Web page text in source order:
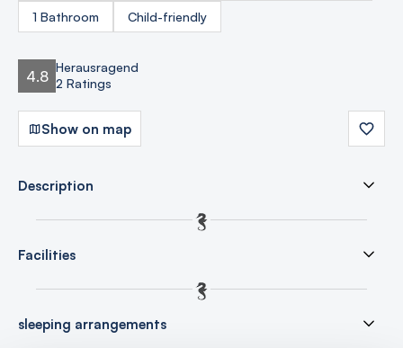
1 Bathroom Child-friendly
4.8 Herausragend
2 Ratings
Show on map
Description
Facilities
sleeping arrangements